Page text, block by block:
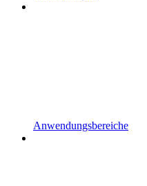
Anwendungsbereiche